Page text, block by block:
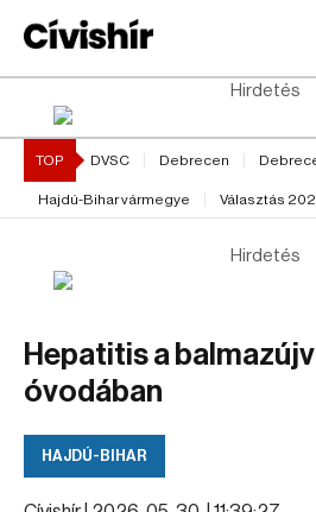
Hirdetés
TOP DVSC Debrecen
Hajdú-Bihar vármegye Választás
Hirdetés
Hepatitis a
óvodában
HAJDÚ-BIHAR